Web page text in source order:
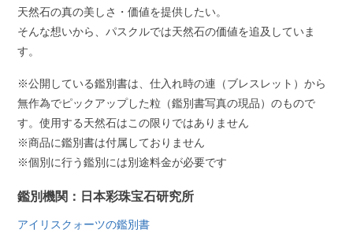
天然石の真の美しさ・価値を提供したい。
そんな想いから、パスクルでは天然石の価値を追及していま
す。
※公開している鑑別書は、仕入れ時の連（ブレスレット）から
無作為でピックアップした粒（鑑別書写真の現品）のもので
す。使用する天然石はこの限りではありません
※商品に鑑別書は付属しておりません
※個別に行う鑑別には別途料金が必要です
鑑別機関：日本彩珠宝石研究所
アイリスクォーツの鑑別書